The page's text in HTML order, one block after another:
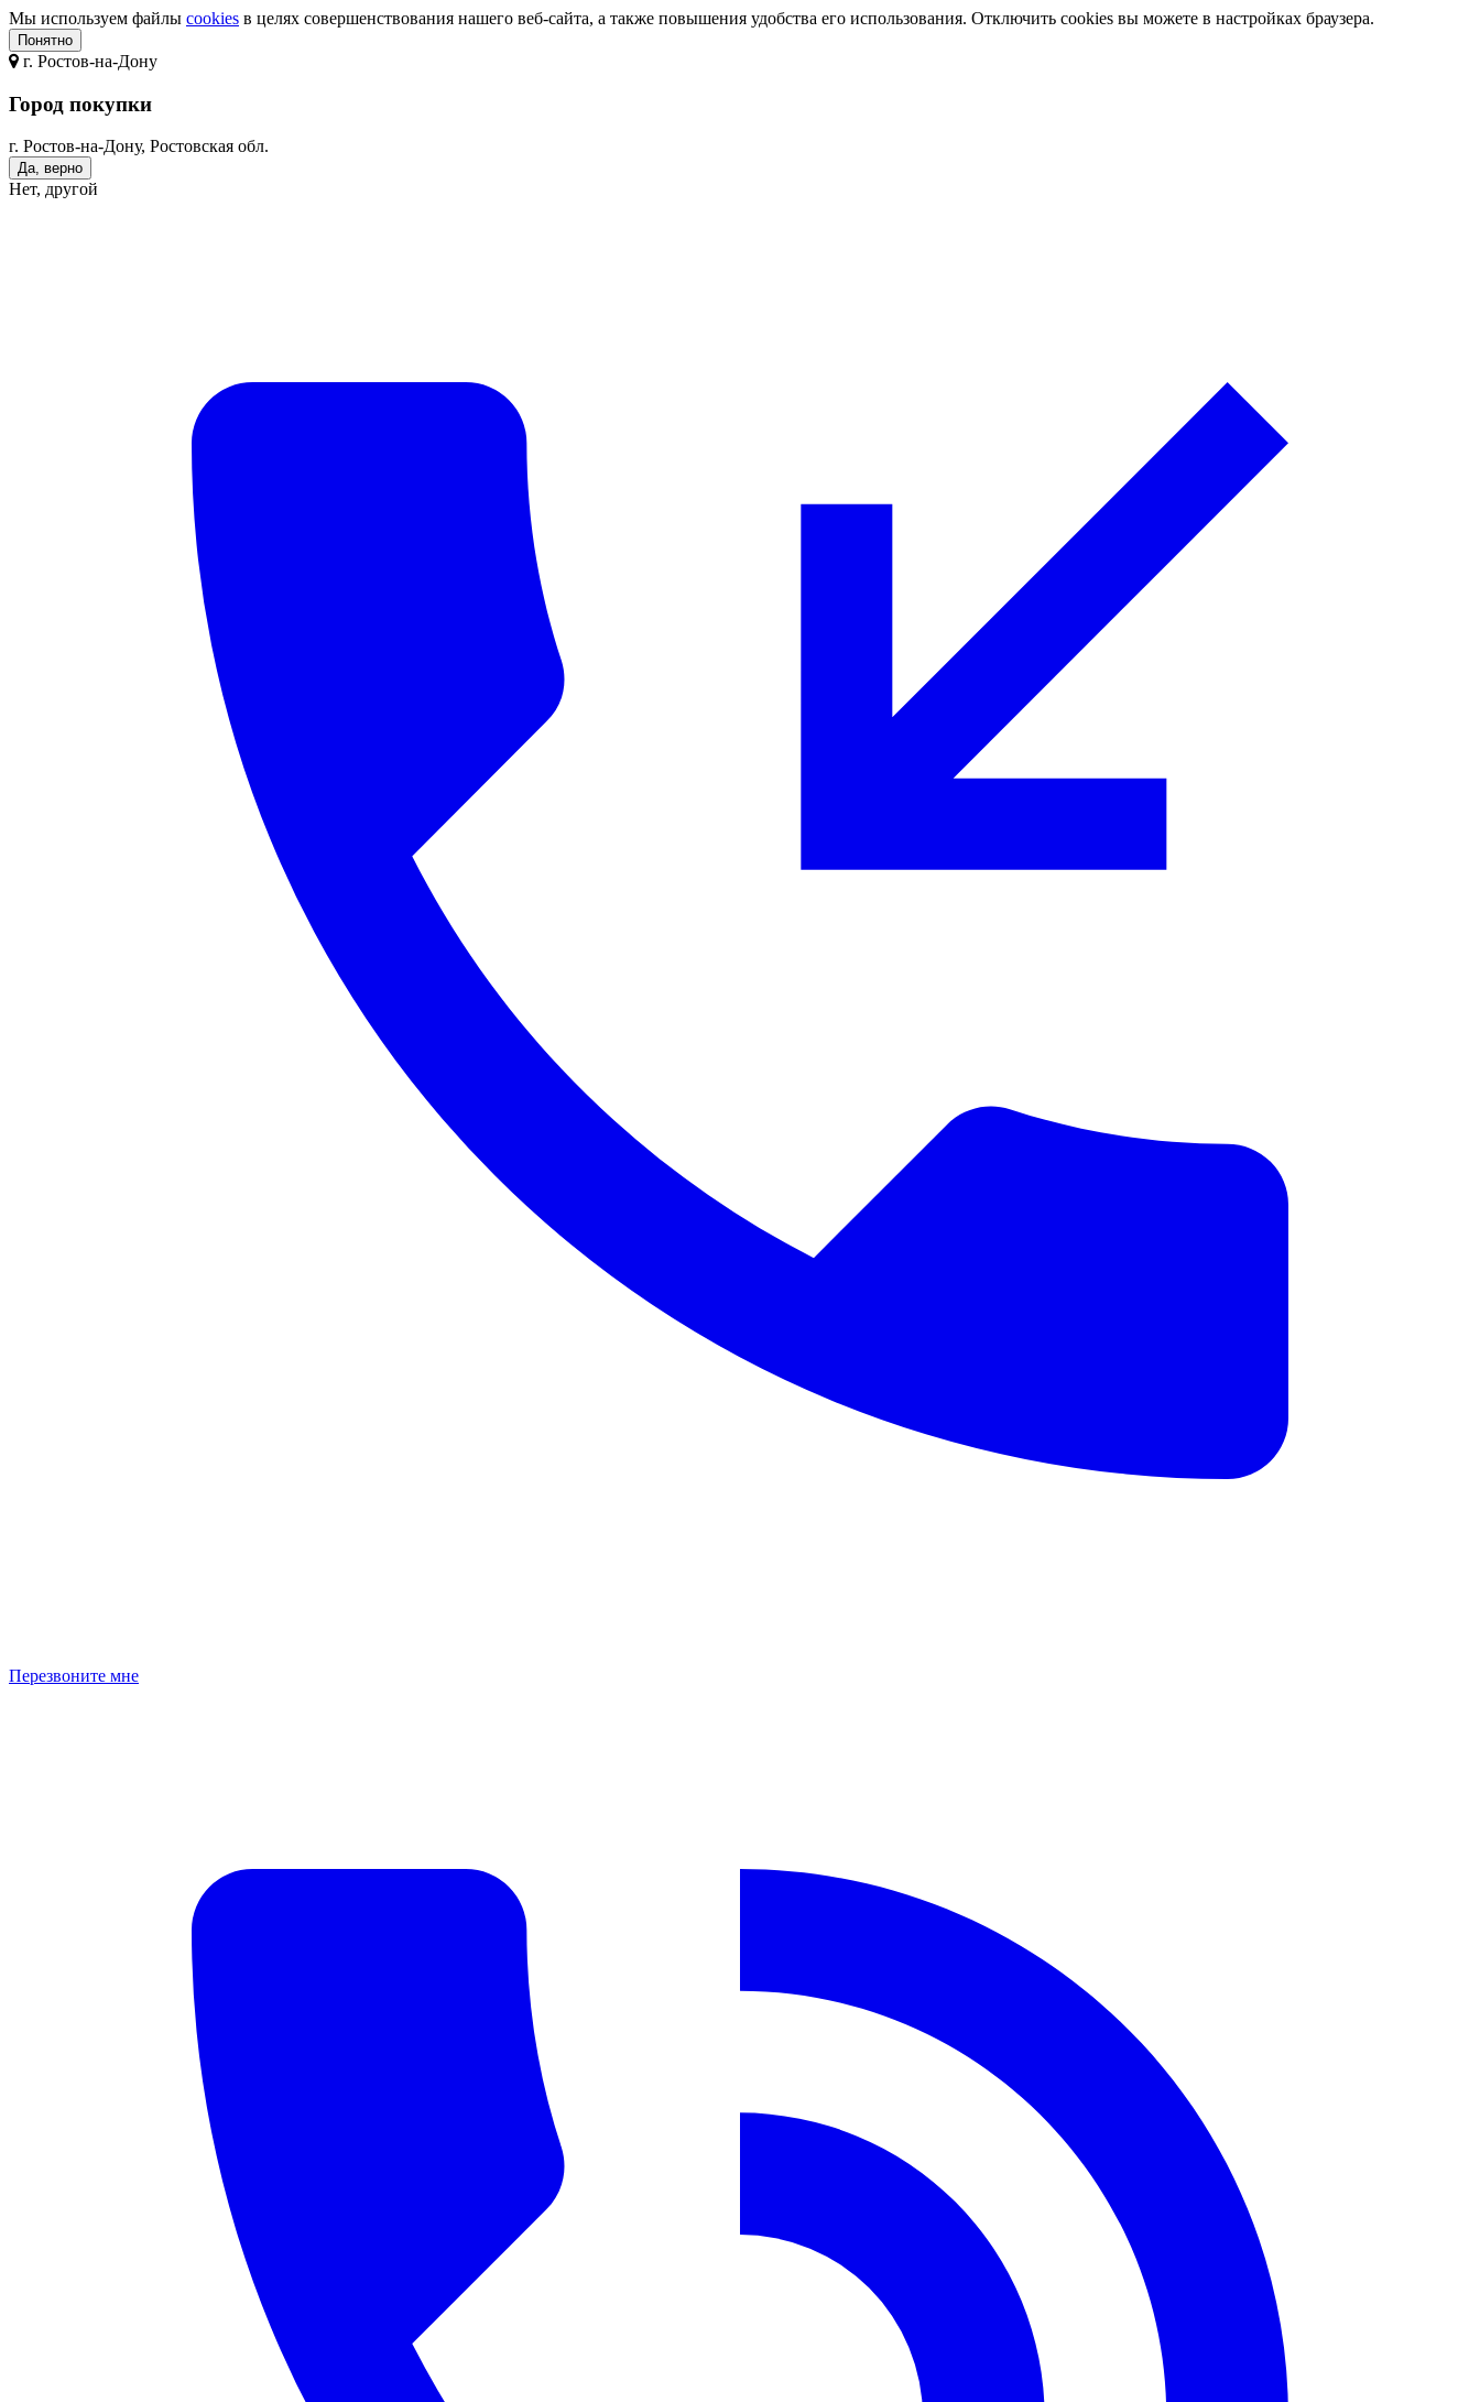
Мы используем файлы cookies в целях совершенствования нашего веб-сайта, а также повышения удобства его использования. Отключить cookies вы можете в настройках браузера.
Понятно
г. Ростов-на-Дону
Город покупки
г. Ростов-на-Дону, Ростовская обл.
Да, верно
Нет, другой
Перезвоните мне